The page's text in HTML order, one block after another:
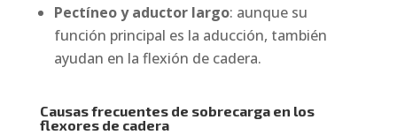
Pectíneo y aductor largo: aunque su
función principal es la aducción, también
ayudan en la flexión de cadera.
Causas frecuentes de sobrecarga en los
flexores de cadera